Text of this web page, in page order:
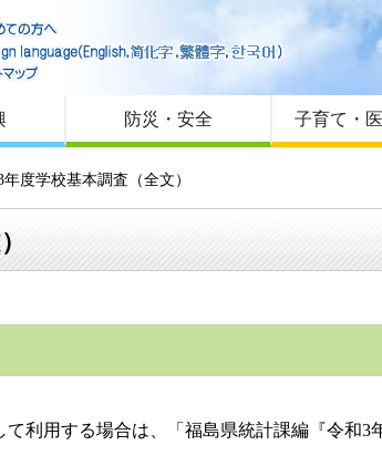
はじめての
Foreign
サイトマッ
防災・安全 子育て・
度学校基本調査（全文）
利用する場合は、「福島県統計課編『令和